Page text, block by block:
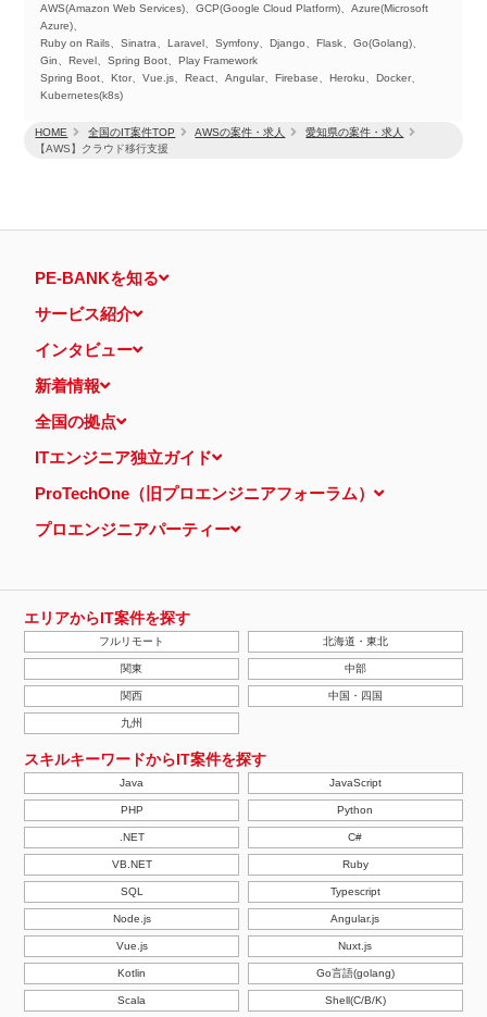
HOME 全国のIT案件TOP AWSの案件・求人
愛知県の案件・求人
【AWS】クラウド移行支援
AWS(Amazon Web Services)、GCP(Google Cloud Platform)、Azure(Microsoft
Azure)、
Ruby on Rails、Sinatra、Laravel、Symfony、Django、Flask、Go(Golang)、
Gin、Revel、Spring Boot、Play Framework
Spring Boot、Ktor、Vue.js、React、Angular、Firebase、Heroku、Docker、
Kubernetes(k8s)
PE-BANKを知る
サービス紹介
インタビュー
新着情報
全国の拠点
ITエンジニア独立ガイド
ProTechOne（旧プロエンジニアフォーラム）
プロエンジニアパーティー
エリアからIT案件を探す
フルリモート 北海道・東北
関東 中部
関西 中国・四国
九州
スキルキーワードからIT案件を探す
Java JavaScript
PHP Python
.NET C#
VB.NET Ruby
SQL Typescript
Node.js Angular.js
Vue.js Nuxt.js
Kotlin Go言語(golang)
Scala Shell(C/B/K)